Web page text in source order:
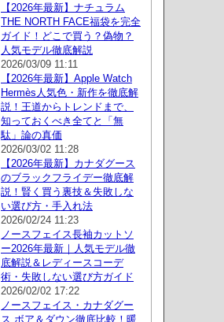
【2026年最新】ナチュラム
THE NORTH FACE福袋を完全
ガイド！どこで買う？偽物？
人気モデル徹底解説
2026/03/09 11:11
【2026年最新】Apple Watch
Hermès人気色・新作を徹底解
説！王道からトレンドまで、
知っておくべき全てと「無
駄」論の真価
2026/03/02 11:28
【2026年最新】カナダグース
のブラックフライデー徹底解
説！賢く買う裏技＆失敗しな
い選び方・手入れ法
2026/02/24 11:23
ノースフェイス長袖カットソ
ー2026年最新｜人気モデル徹
底解説＆レディースコーデ
術・失敗しない選び方ガイド
2026/02/02 17:22
ノースフェイス・カナダグー
ス ボア＆ダウン徹底比較！暖